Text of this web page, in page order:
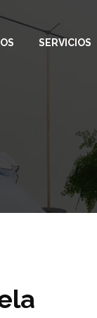
SERVICIOS